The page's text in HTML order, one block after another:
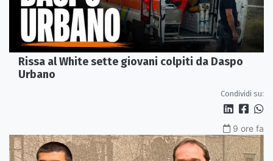
Rissa al White sette giovani colpiti da Daspo
Urbano
Condividi su:
9 ore fa